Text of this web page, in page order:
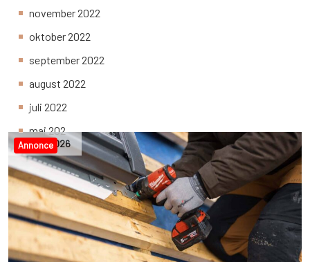
Annonce
30,jul,2026
november 2022
oktober 2022
september 2022
august 2022
juli 2022
maj 202